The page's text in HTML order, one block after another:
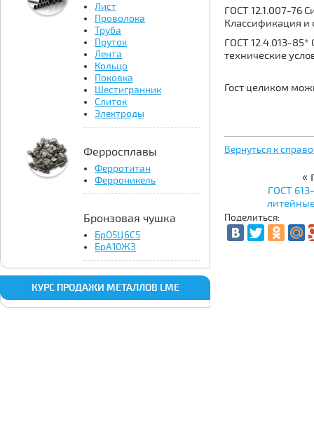
Лист
Проволока
Труба
Пруток
Лента
Кольцо
Поковка
Шестигранник
Слиток
Электроды
Ферросплавы
Ферротитан
Ферроникель
Бронзовая чушка
БрО5Ц6С5
БрА10Ж3
КУРС ПРОДАЖИ МЕТАЛЛОВ LME
ГОСТ 12.1.007-76
Классификация и
ГОСТ 12.4.013-85*
технические
Гост целиком
Вернуться к
«
ГОСТ
Поделиться: